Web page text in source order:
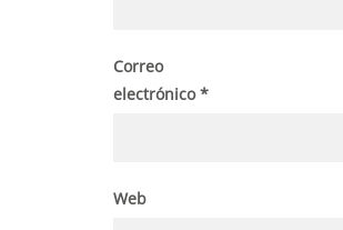
Correo
electrónico*
Web